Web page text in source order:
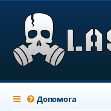
Допомога